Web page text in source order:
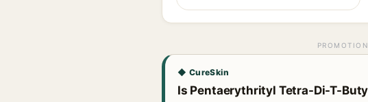
◆ CureSkin
Is Pentaerythrityl Tetra-Di-T-